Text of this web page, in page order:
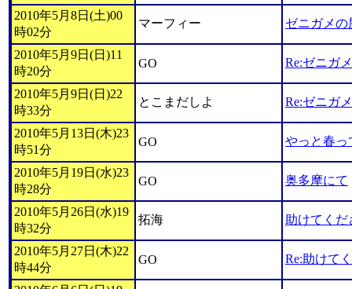
2010年5月8日(土)00
時02分
マーフィー ゼニガメの
2010年5月9日(日)11
時20分
GO Re:ゼニガ
2010年5月9日(日)22
時33分
とこまだしよ Re:ゼニガ
2010年5月13日(木)23
時51分
GO やっと春っ
2010年5月19日(水)23
時28分
GO 奥多摩にて
2010年5月26日(水)19
時32分
拓海 助けてくだ
2010年5月27日(木)22
時44分
GO Re:助けて